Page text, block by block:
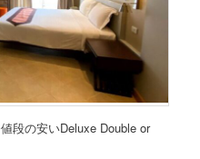
段の安いDeluxe Double or